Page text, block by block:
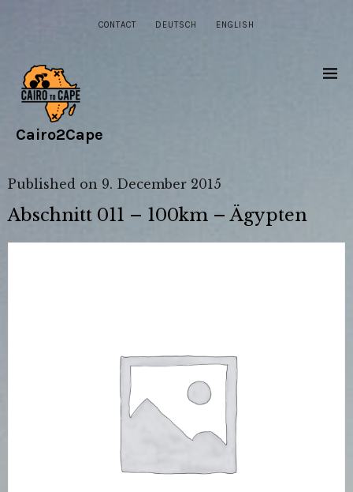
CONTACT DEUTSCH ENGLISH
Cairo2Cape
Published on 9. December 2015
Abschnitt 011 – 100km – Ägypten